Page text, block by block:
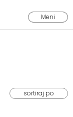
Meni